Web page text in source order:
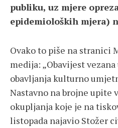
publiku, uz mjere
epidemioloških mjera)
Ovako to piše na stranici
medija: „Obavijest
obavljanja kulturno
Nastavno na brojne upite
okupljanja koje je na
listopada najavio Stožer